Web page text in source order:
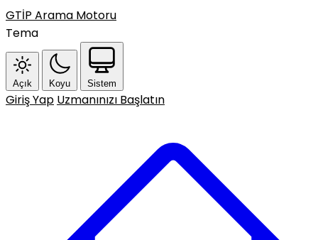
GTİP Arama Motoru
Tema
Açık Koyu Sistem
Giriş Yap Uzmanınızı Başlatın